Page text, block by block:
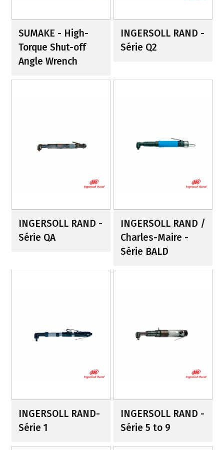
SUMAKE - High-
Torque Shut-off
Angle Wrench
INGERSOLL RAND -
Série Q2
INGERSOLL RAND -
Série QA
INGERSOLL RAND /
Charles-Maire -
Série BALD
INGERSOLL RAND-
Série 1
INGERSOLL RAND -
Série 5 to 9